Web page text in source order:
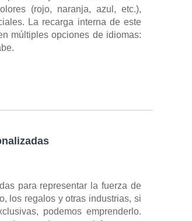
(rojo, naranja, azul, etc.),
La recarga interna de este
múltiples opciones de idiomas:
para representar la fuerza de
los regalos y otras industrias, si
podemos emprenderlo.